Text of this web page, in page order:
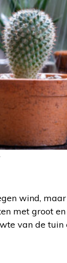
wind,
met groot
van de